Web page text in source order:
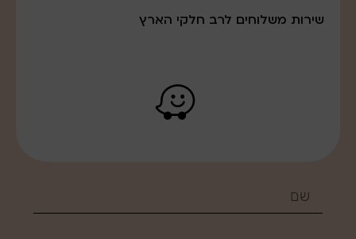
שירות משלוחים לרב חלקי הארץ